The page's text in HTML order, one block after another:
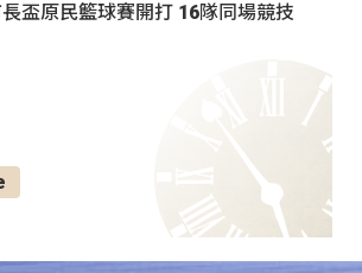
盃原民籃球賽開打 16隊同場競技